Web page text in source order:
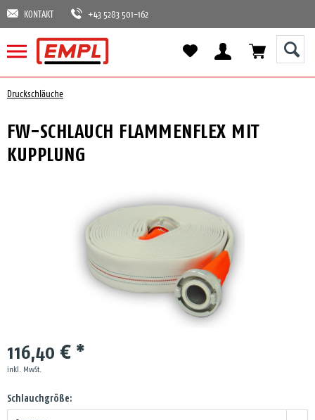
KONTAKT +43 5283 501-162
Druckschläuche
FW-SCHLAUCH FLAMMENFLEX MIT
KUPPLUNG
116,40 € *
inkl. MwSt.
Schlauchgröße: